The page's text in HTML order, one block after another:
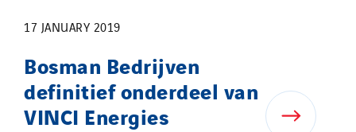
17 JANUARY 2019
Bosman Bedrijven
definitief onderdeel van
VINCI Energies